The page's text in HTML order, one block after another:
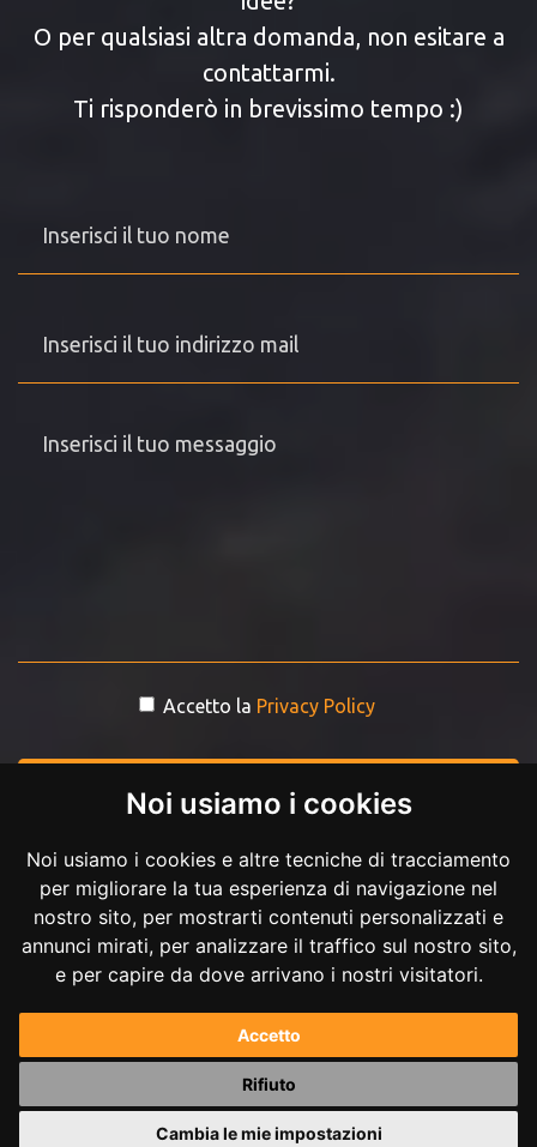
Noi usiamo i cookies
Noi usiamo i cookies e altre tecniche di tracciamento
per migliorare la tua esperienza di navigazione nel
nostro sito, per mostrarti contenuti personalizzati e
annunci mirati, per analizzare il traffico sul nostro sito,
e per capire da dove arrivano i nostri visitatori.
Accetto
Rifiuto
Cambia le mie impostazioni
O per qualsiasi altra domanda, non esitare a
contattarmi.
Ti risponderò in brevissimo tempo :)
Accetto la Privacy Policy
INVIA MESSAGGIO
Copyright © 2017-2026 Andrea Ilici. Tutti i diritti riservati.
P.IVA 02711210027
Powered byAndrea Ilici
mappa del sito|gestisci cookie